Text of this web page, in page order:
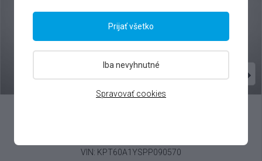
VIN: KPT60A1YSPP090570
Spravovať cookies
Iba nevyhnutné
Prijať všetko